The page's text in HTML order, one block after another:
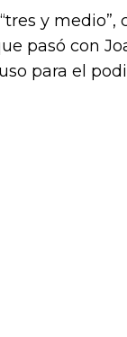
y
pasó con
para el